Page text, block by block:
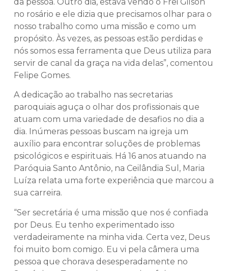
no rosário e ele dizia que precisamos olhar para o
nosso trabalho como uma missão e como um
propósito. Às vezes, as pessoas estão perdidas e
nós somos essa ferramenta que Deus utiliza para
servir de canal da graça na vida delas”, comentou
Felipe Gomes.
A dedicação ao trabalho nas secretarias
paroquiais aguça o olhar dos profissionais que
atuam com uma variedade de desafios no dia a
dia. Inúmeras pessoas buscam na igreja um
auxílio para encontrar soluções de problemas
psicológicos e espirituais. Há 16 anos atuando na
Paróquia Santo Antônio, na Ceilândia Sul, Maria
Luíza relata uma forte experiência que marcou a
sua carreira.
“Ser secretária é uma missão que nos é confiada
por Deus. Eu tenho experimentado isso
verdadeiramente na minha vida. Certa vez, Deus
foi muito bom comigo. Eu vi pela câmera uma
pessoa que chorava desesperadamente no